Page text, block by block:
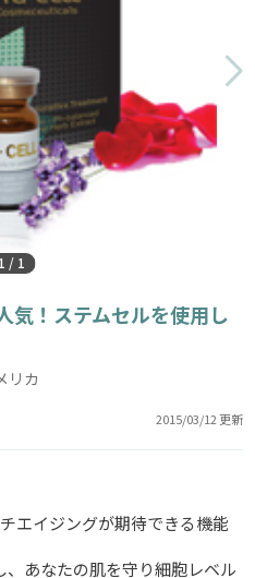
1 / 1
気！ステムセルを使用し
リカ
2015/03/12 更新
エイジングが期待できる機能
あなたの肌を守り細胞レベル